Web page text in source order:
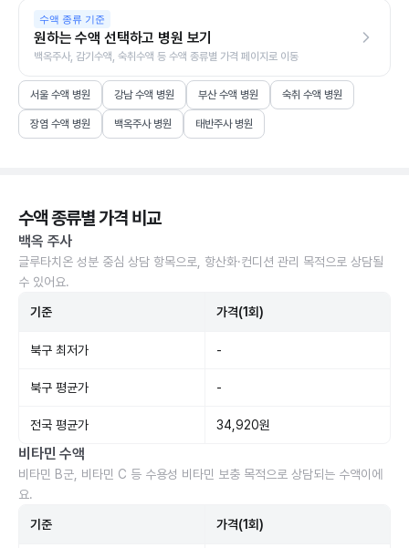
수액 종류 기준
원하는 수액 선택하고 병원 보기
백옥주사, 감기수액, 숙취수액 등 수액 종류별 가격 페이지로 이동
서울 수액 병원 강남 수액 병원 부산 수액 병원 숙취 수액 병원
장염 수액 병원 백옥주사 병원 태반주사 병원
수액 종류별 가격 비교
백옥 주사
글루타치온 성분 중심 상담 항목으로, 항산화·컨디션 관리 목적으로 상담될
수 있어요.
기준 가격(1회)
북구 최저가 -
북구 평균가 -
전국 평균가 34,920원
비타민 수액
비타민 B군, 비타민 C 등 수용성 비타민 보충 목적으로 상담되는 수액이에
요.
기준 가격(1회)